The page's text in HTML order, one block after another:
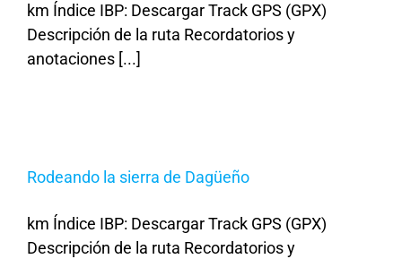
km Índice IBP: Descargar Track GPS (GPX)
Descripción de la ruta Recordatorios y
anotaciones [...]
Rodeando la sierra de Dagüeño
km Índice IBP: Descargar Track GPS (GPX)
Descripción de la ruta Recordatorios y